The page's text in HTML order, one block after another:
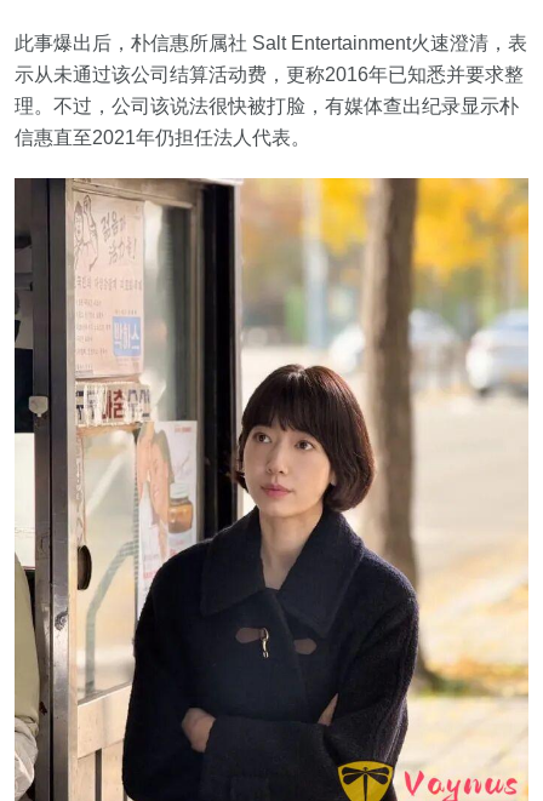
此事爆出后，朴信惠所属社 Salt Entertainment火速澄清，表
示从未通过该公司结算活动费，更称2016年已知悉并要求整
理。不过，公司该说法很快被打脸，有媒体查出纪录显示朴
信惠直至2021年仍担任法人代表。